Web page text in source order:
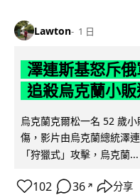
Lawton 1 日
澤連斯基怒斥
追殺烏克蘭小
烏克蘭克爾松一名 52 歲
傷，影片由烏克蘭總統澤
「狩獵式」攻擊，烏克蘭...
102 36 ↗ 分享